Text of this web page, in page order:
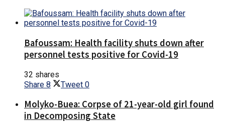
Bafoussam: Health facility shuts down after
personnel tests positive for Covid-19
32 shares
Share 8 Tweet 0
Molyko-Buea: Corpse of 21-year-old girl found
in Decomposing State